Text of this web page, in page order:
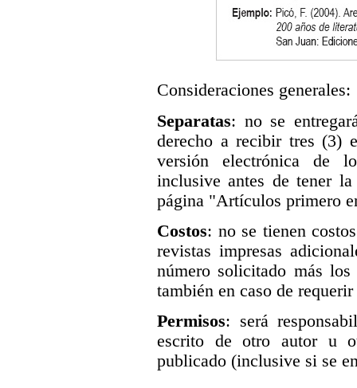
Consideraciones generales:
Separatas: no se
derecho a recibir tres (3)
versión electrónica de
inclusive antes de tener
página "Artículos primero
Costos: no se tienen
revistas impresas
número solicitado más
también en caso de
Permisos: será
escrito de otro autor u
publicado (inclusive si se